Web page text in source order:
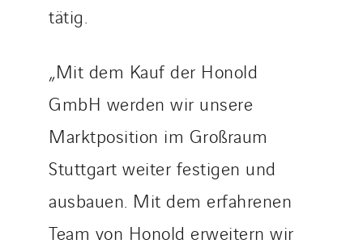
tätig.
„Mit dem Kauf der Honold
GmbH werden wir unsere
Marktposition im Großraum
Stuttgart weiter festigen und
ausbauen. Mit dem erfahrenen
Team von Honold erweitern wir
Romania
Slovakia
Sweden
Switzerland
United Kingdom